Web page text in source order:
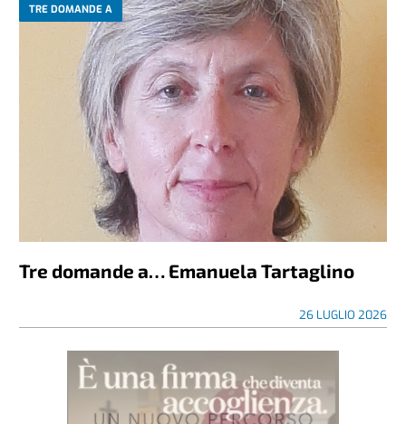
TRE DOMANDE A
Tre domande a… Emanuela Tartaglino
26 LUGLIO 2026